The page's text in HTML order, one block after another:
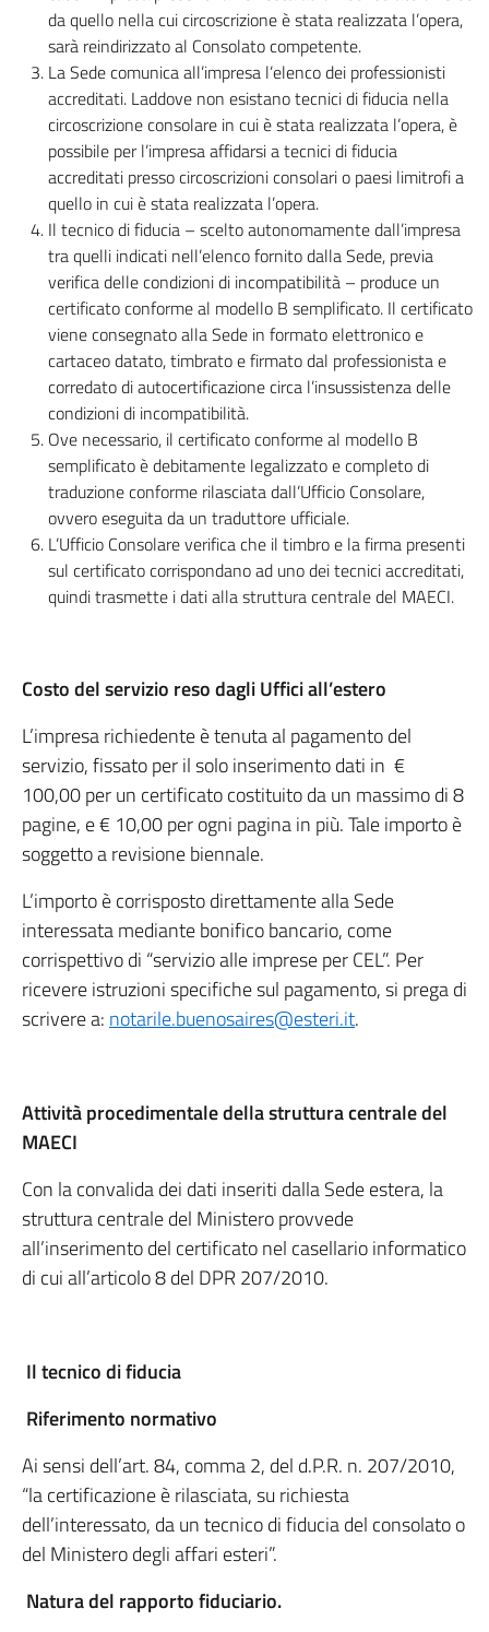
da quello nella cui circoscrizione è stata realizzata l’opera,
sarà reindirizzato al Consolato competente.
La Sede comunica all’impresa l’elenco dei professionisti
accreditati. Laddove non esistano tecnici di fiducia nella
circoscrizione consolare in cui è stata realizzata l’opera, è
possibile per l’impresa affidarsi a tecnici di fiducia
accreditati presso circoscrizioni consolari o paesi limitrofi a
quello in cui è stata realizzata l’opera.
Il tecnico di fiducia – scelto autonomamente dall’impresa
tra quelli indicati nell’elenco fornito dalla Sede, previa
verifica delle condizioni di incompatibilità – produce un
certificato conforme al modello B semplificato. Il certificato
viene consegnato alla Sede in formato elettronico e
cartaceo datato, timbrato e firmato dal professionista e
corredato di autocertificazione circa l’insussistenza delle
condizioni di incompatibilità.
Ove necessario, il certificato conforme al modello B
semplificato è debitamente legalizzato e completo di
traduzione conforme rilasciata dall’Ufficio Consolare,
ovvero eseguita da un traduttore ufficiale.
L’Ufficio Consolare verifica che il timbro e la firma presenti
sul certificato corrispondano ad uno dei tecnici accreditati,
quindi trasmette i dati alla struttura centrale del MAECI.
Costo del servizio reso dagli Uffici all’estero
L’impresa richiedente è tenuta al pagamento del
servizio, fissato per il solo inserimento dati in €
100,00 per un certificato costituito da un massimo di 8
pagine, e € 10,00 per ogni pagina in più. Tale importo è
soggetto a revisione biennale.
L’importo è corrisposto direttamente alla Sede
interessata mediante bonifico bancario, come
corrispettivo di “servizio alle imprese per CEL”. Per
ricevere istruzioni specifiche sul pagamento, si prega di
scrivere a: notarile.buenosaires@esteri.it.
Attività procedimentale della struttura centrale del
MAECI
Con la convalida dei dati inseriti dalla Sede estera, la
struttura centrale del Ministero provvede
all’inserimento del certificato nel casellario informatico
di cui all’articolo 8 del DPR 207/2010.
Il tecnico di fiducia
Riferimento normativo
Ai sensi dell’art. 84, comma 2, del d.P.R. n. 207/2010,
“la certificazione è rilasciata, su richiesta
dell’interessato, da un tecnico di fiducia del consolato o
del Ministero degli affari esteri”.
Natura del rapporto fiduciario.